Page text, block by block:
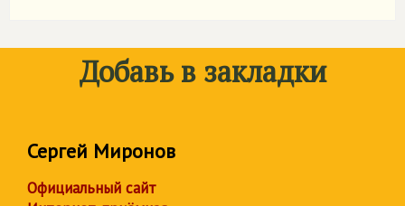
Добавь в закладки
Сергей Миронов
Официальный сайт